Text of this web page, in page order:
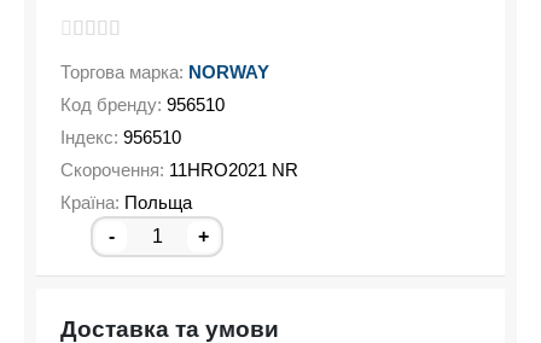
Відповідає вимогам автомобільної промисловості,
сертифікату якості: ISO 9001:2008.
замерзання (°C)
Допуски OEM
ASTM D3306/D4985
CUNA NC 956-16
ONORM V5123
Торгова марка: NORWAY
Код бренду: 956510
Індекс: 956510
Скорочення: 11HRO2021 NR
Країна: Польща
-
+
Доставка та умови